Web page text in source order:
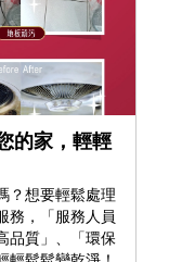
的家，輕輕
？想要輕鬆處理
務，「服務人員
品質」、「環保